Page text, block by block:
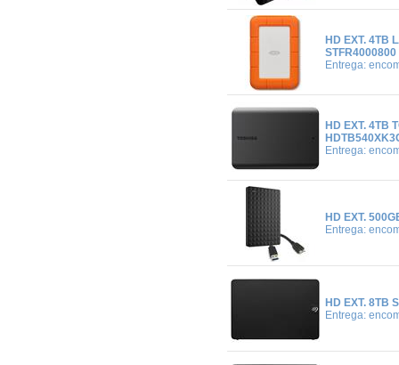
HD EXT. 4TB
STFR4000800
Entrega:
HD EXT. 4TB
Entrega:
HD EXT.
Entrega:
HD EXT. 8TB
Entrega: